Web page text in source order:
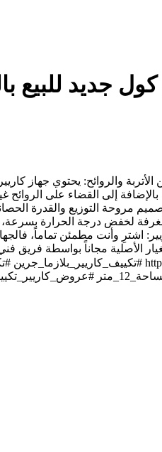
من الأتربة والروائح: يحتوي
بالإضافة إلى القضاء على
ميراكو كاريير: اشترِ وأنت مطمئن